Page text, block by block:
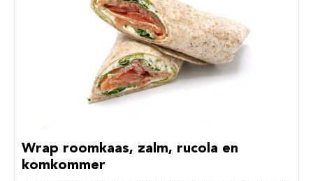
Wrap roomkaas, zalm, rucola en
komkommer